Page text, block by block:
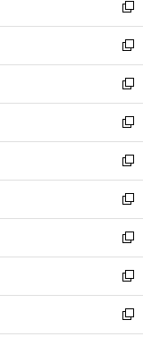
ィ
ン
ド
ウ
で
開
く
い
ウ
ィ
ン
ド
ウ
で
開
く
新
し
い
ウ
ィ
ン
ド
ウ
で
開
く
新
し
い
ウ
ィ
ン
ド
ウ
で
開
く
新
し
い
ウ
ィ
ン
ド
ウ
で
開
く
新
し
い
ウ
ィ
ン
ド
ウ
で
開
く
新
し
い
ウ
ィ
ン
ド
ウ
で
開
新
し
い
ウ
ィ
ン
ド
ウ
新
し
い
ウ
ィ
ン
新
し
い
ウ
新
し